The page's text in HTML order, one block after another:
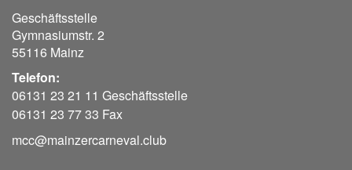
Geschäftsstelle
Gymnasiumstr. 2
55116 Mainz
Telefon:
06131 23 21 11 Geschäftsstelle
06131 23 77 33 Fax
mcc@mainzercarneval.club